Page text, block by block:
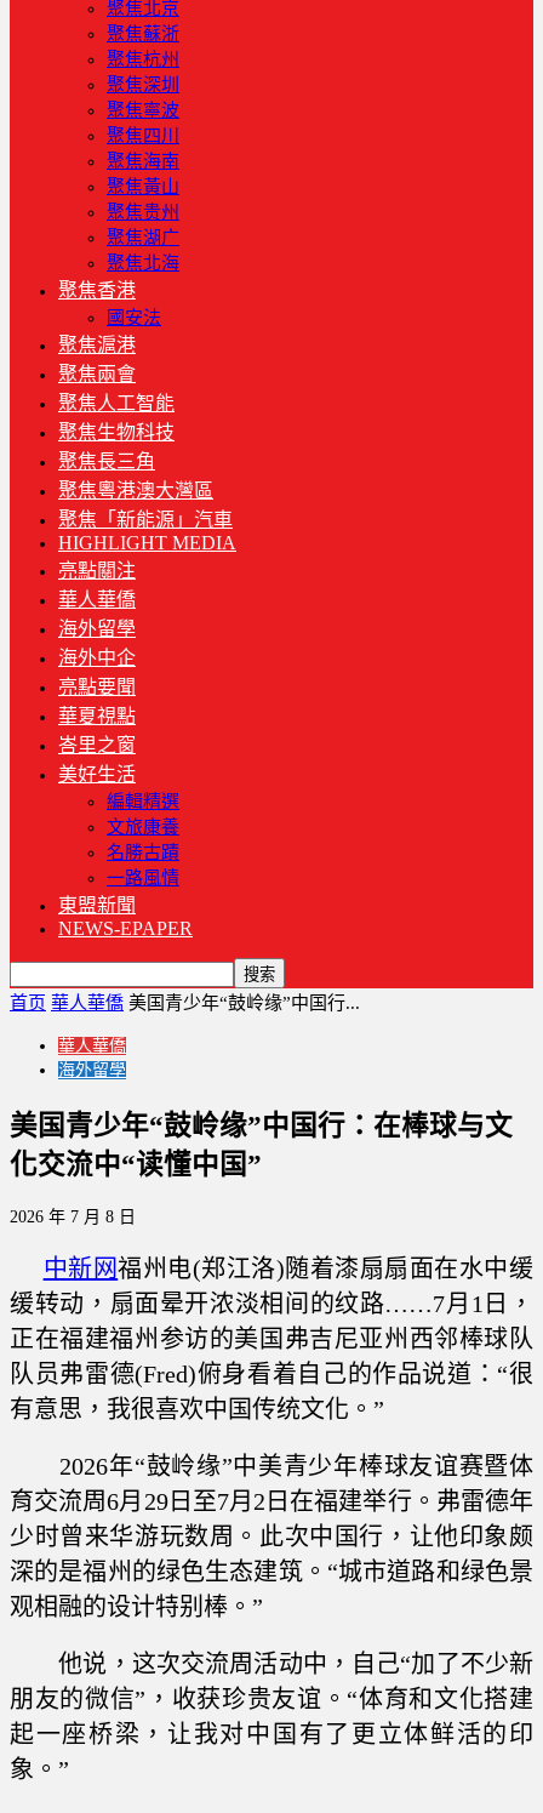
聚焦北京
聚焦蘇浙
聚焦杭州
聚焦深圳
聚焦寧波
聚焦四川
聚焦海南
聚焦黃山
聚焦贵州
聚焦湖广
聚焦北海
聚焦香港
國安法
聚焦滬港
聚焦兩會
聚焦人工智能
聚焦生物科技
聚焦長三角
聚焦粵港澳大灣區
聚焦「新能源」汽車
HIGHLIGHT MEDIA
亮點關注
華人華僑
海外留學
海外中企
亮點要聞
華夏視點
峇里之窗
美好生活
編輯精選
文旅康養
名勝古蹟
一路風情
東盟新聞
NEWS-EPAPER
首页 華人華僑 美国青少年“鼓岭缘”中国行...
華人華僑
海外留學
美国青少年“鼓岭缘”中国行：在棒球与文
化交流中“读懂中国”
2026 年 7 月 8 日
中新网福州电(郑江洛)随着漆扇扇面在水中缓
缓转动，扇面晕开浓淡相间的纹路……7月1日，
正在福建福州参访的美国弗吉尼亚州西邻棒球队
队员弗雷德(Fred)俯身看着自己的作品说道：“很
有意思，我很喜欢中国传统文化。”
2026年“鼓岭缘”中美青少年棒球友谊赛暨体
育交流周6月29日至7月2日在福建举行。弗雷德年
少时曾来华游玩数周。此次中国行，让他印象颇
深的是福州的绿色生态建筑。“城市道路和绿色景
观相融的设计特别棒。”
他说，这次交流周活动中，自己“加了不少新
朋友的微信”，收获珍贵友谊。“体育和文化搭建
起一座桥梁，让我对中国有了更立体鲜活的印
象。”